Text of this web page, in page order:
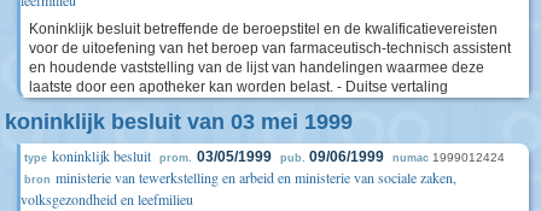
Koninklijk besluit betreffende de beroepstitel en de kwalificatievereisten
voor de uitoefening van het beroep van farmaceutisch-technisch assistent
en houdende vaststelling van de lijst van handelingen waarmee deze
laatste door een apotheker kan worden belast. - Duitse vertaling
koninklijk besluit van 03 mei 1999
type koninklijk besluit prom. 03/05/1999 pub. 09/06/1999 numac 1999012424
bron ministerie van tewerkstelling en arbeid en ministerie van sociale zaken,
volksgezondheid en leefmilieu